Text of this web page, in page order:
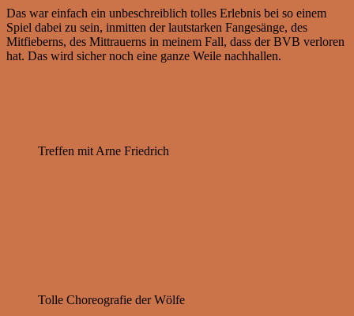
Das war einfach ein unbeschreiblich tolles Erlebnis bei so einem
Spiel dabei zu sein, inmitten der lautstarken Fangesänge, des
Mitfieberns, des Mittrauerns in meinem Fall, dass der BVB verloren
hat. Das wird sicher noch eine ganze Weile nachhallen.
Treffen mit Arne Friedrich
Tolle Choreografie der Wölfe